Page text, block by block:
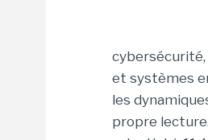
cybersécurité,
et systèmes
les
propre